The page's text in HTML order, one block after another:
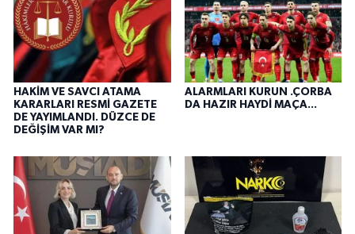
HAKİM VE SAVCI ATAMA
KARARLARI RESMİ GAZETE
DE YAYIMLANDI. DÜZCE DE
DEĞİŞİM VAR MI?
ALARMLARI KURUN .ÇORBA
DA HAZIR HAYDİ MAÇA...